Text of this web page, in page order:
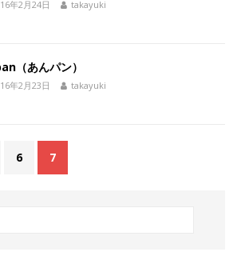
年2月24日 takayuki
（あんパン）
年2月23日 takayuki
6 7